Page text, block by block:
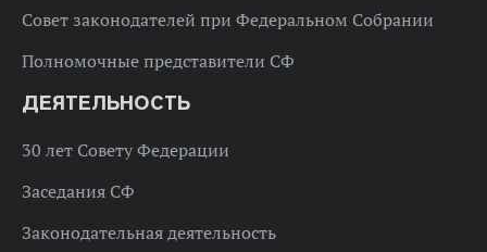
Совет законодателей при Федеральном Собрании
Полномочные представители СФ
ДЕЯТЕЛЬНОСТЬ
30 лет Совету Федерации
Заседания СФ
Законодательная деятельность